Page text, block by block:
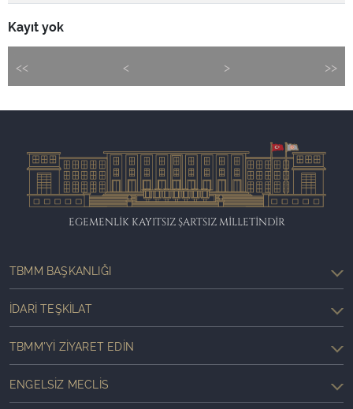
Kayıt yok
<< < > >>
EGEMENLİK KAYITSIZ ŞARTSIZ MİLLETİNDİR
TBMM BAŞKANLIĞI
İDARI TEŞKILAT
TBMM'YI ZIYARET EDIN
ENGELSIZ MECLIS